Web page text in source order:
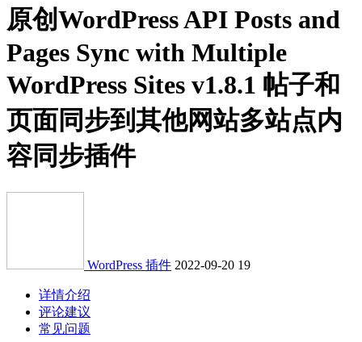
原创WordPress API Posts and
Pages Sync with Multiple
WordPress Sites v1.8.1 帖子和
页面同步到其他网站多站点内
容同步插件
WordPress 插件 2022-09-20 19
详情介绍
评论建议
常见问题